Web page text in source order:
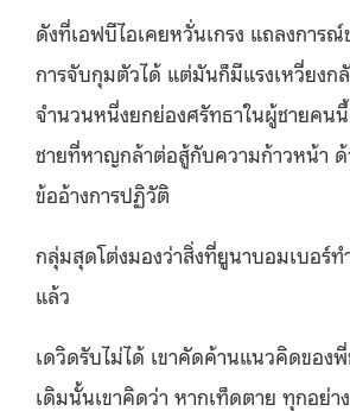
ดังที่เอฟบีไอเคยหวั่นเกรง แถลงการ
การจับกุมตัวได้ แต่มันก็มีแรงเหวี่ยง
จำนวนหนึ่งยกย่องศรัทธาในผู้ชายคน
ชายที่หาญกล้าต่อสู้กับความก้าวหน้า ด้
ข้ออ้างการปฏิวัติ
กลุ่มสุดโต่งมองว่าสิ่งที่ยูนาบอมเบอร์
แล้ว
เดวิดรับไม่ได้ เขาคัดค้านแนวคิดของ
เดิมนั้นเขาคิดว่า หากเท็ดตาย ทุกอย่